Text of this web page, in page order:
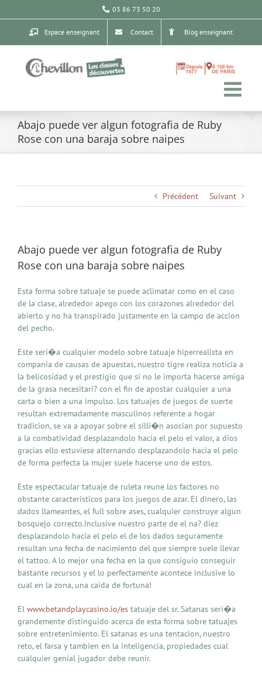
au
03 86 73 50 20
Espace enseignant Contact Blog enseignant
Abajo puede ver algun fotografia de Ruby
Rose con una baraja sobre naipes
Précédent Suivant
Abajo puede ver algun fotografia de Ruby
Rose con una baraja sobre naipes
Esta forma sobre tatuaje se puede aclimatar como en el caso
de la clase, alrededor apego con los corazones alrededor del
abierto y no ha transpirado justamente en la campo de accion
del pecho.
Este seri�a cualquier modelo sobre tatuaje hiperrealista en
compania de causas de apuestas, nuestro tigre realiza noticia a
la belicosidad y el prestigio que si no le importa hacerse amiga
de la grasa necesitari? con el fin de apostar cualquier a una
carta o bien a una impulso. Los tatuajes de juegos de suerte
resultan extremadamente masculinos referente a hogar
tradicion, se va a apoyar sobre el silli�n asocian por supuesto
a la combatividad desplazandolo hacia el pelo el valor, a dios
gracias ello estuviese alternando desplazandolo hacia el pelo
de forma perfecta la mujer suele hacerse uno de estos.
Este espectacular tatuaje de ruleta reune los factores no
obstante caracteristicos para los juegos de azar. El dinero, las
dados llameantes, el full sobre ases, cualquier construye algun
bosquejo correcto.Inclusive nuestro parte de el na? diez
desplazandolo hacia el pelo el de los dados seguramente
resultan una fecha de nacimiento del que siempre suele llevar
el tattoo. A lo mejor una fecha en la que consiguio conseguir
bastante recursos y el lo perfectamente acontece inclusive lo
cual en la zona, una caida de fortuna!
El www.betandplaycasino.io/es tatuaje del sr. Satanas seri�a
grandemente distinguido acerca de esta forma sobre tatuajes
sobre entretenimiento. El satanas es una tentacion, nuestro
reto, el farsa y tambien en la inteligencia, propiedades cual
cualquier genial jugador debe reunir.